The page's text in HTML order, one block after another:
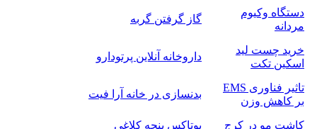
دستگاه وکیوم
مردانه
گاز گرفتن گربه
خرید چست لید
اسکین تکت
داروخانه آنلاین پرتودارو
تاثیر فناوری EMS
بر کاهش وزن
بدنسازی در خانه آرا فیت
کاشت مو در کرج بوتاکس پنجه کلاغی